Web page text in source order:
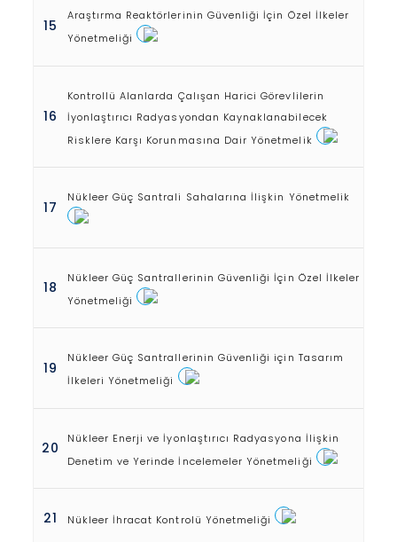
15
Araştırma Reaktörlerinin Güvenliği İçin Özel İlkeler
Yönetmeliği
16
Kontrollü Alanlarda Çalışan Harici Görevlilerin
İyonlaştırıcı Radyasyondan Kaynaklanabilecek
Risklere Karşı Korunmasına Dair Yönetmelik
17
Nükleer Güç Santrali Sahalarına İlişkin Yönetmelik
18
Nükleer Güç Santrallerinin Güvenliği İçin Özel İlkeler
Yönetmeliği
19
Nükleer Güç Santrallerinin Güvenliği için Tasarım
İlkeleri Yönetmeliği
20
Nükleer Enerji ve İyonlaştırıcı Radyasyona İlişkin
Denetim ve Yerinde İncelemeler Yönetmeliği
21 Nükleer İhracat Kontrolü Yönetmeliği